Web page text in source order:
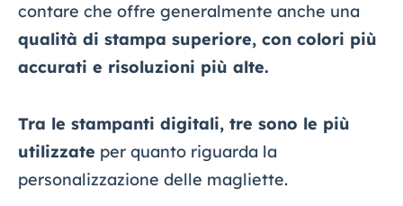
contare che offre generalmente anche una
qualità di stampa superiore, con colori più
accurati e risoluzioni più alte.
Tra le stampanti digitali, tre sono le più
utilizzate per quanto riguarda la
personalizzazione delle magliette.